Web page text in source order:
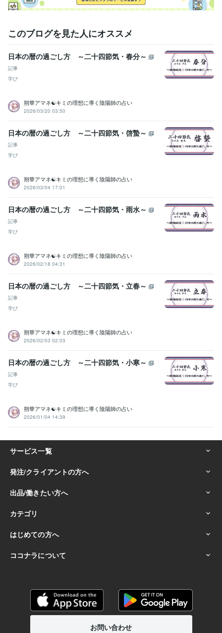
このブログを見た人にオススメ
日本の暦の過ごし方 ～二十四節気・春分～
記事
学び
朔華アマネ☯キミの理想に導く陰陽師の占い
2026/03/20 03:50
日本の暦の過ごし方 ～二十四節気・啓蟄～
記事
学び
朔華アマネ☯キミの理想に導く陰陽師の占い
2026/03/04 17:01
日本の暦の過ごし方 ～二十四節気・雨水～
記事
学び
朔華アマネ☯キミの理想に導く陰陽師の占い
2026/02/18 04:31
日本の暦の過ごし方 ～二十四節気・立春～
記事
学び
朔華アマネ☯キミの理想に導く陰陽師の占い
2026/02/03 02:03
日本の暦の過ごし方 ～二十四節気・小寒～
記事
学び
朔華アマネ☯キミの理想に導く陰陽師の占い
2026/01/04 14:39